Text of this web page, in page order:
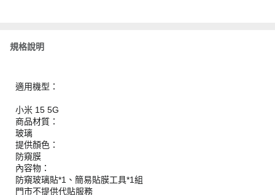
規格說明
適用機型：
小米 15 5G
商品材質：
玻璃
提供顏色：
防窺膜
內容物：
防窺玻璃貼*1、簡易貼膜工具*1組
門市不提供代貼服務